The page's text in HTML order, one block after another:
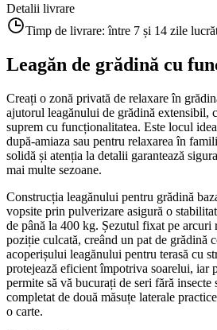
Detalii livrare
Timp de livrare:între 7 și 14 zile
Leagăn de grădină cu
Creați o zonă privată de relaxare în
ajutorul leagănului de grădină extensibil,
suprem cu funcționalitatea. Este locul
după-amiaza sau pentru relaxarea în
solidă și atenția la detalii garantează
mai multe sezoane.
Construcția leagănului pentru grădină
vopsite prin pulverizare asigură o
de până la 400 kg. Șezutul fixat pe arcuri
poziție culcată, creând un pat de grădină
acoperișului leagănului pentru terasă cu
protejează eficient împotriva soarelui, iar
permite să vă bucurați de seri fără insecte
completat de două măsuțe laterale
o carte.